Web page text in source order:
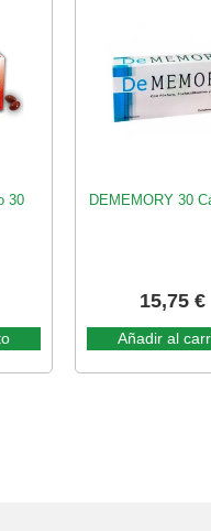
30
DEMEMORY 30
15,75€
Añadir al